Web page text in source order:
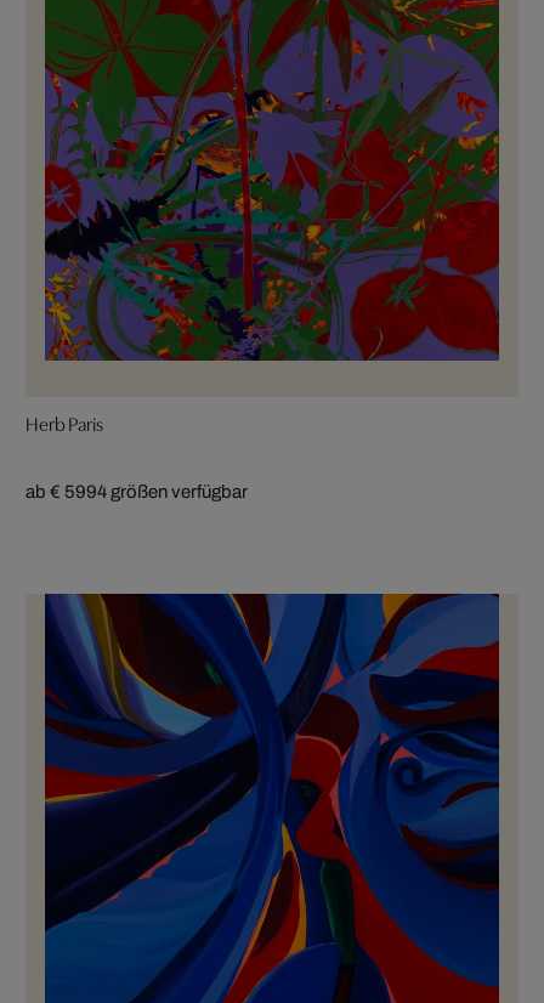
Herb Paris
ab € 5994 größen verfügbar